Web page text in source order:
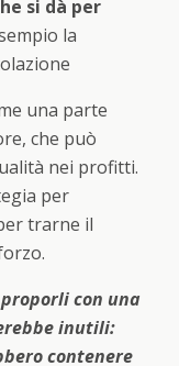
si dà per
la
una parte
che può
nei profitti.
per
trarne il
con una
inutili:
contenere